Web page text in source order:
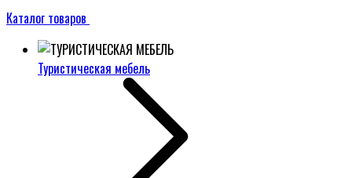
Каталог товаров
Туристическая мебель